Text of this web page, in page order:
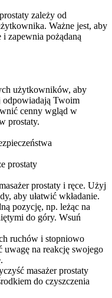
zależy od
Ważne jest, aby
zapewnia pożądaną
użytkowników, aby
odpowiadają Twoim
cenny wgląd w
prostaty.
prostaty
prostaty i ręce. Użyj
aby ułatwić wkładanie.
pozycję, np. leżąc na
do góry. Wsuń
ruchów i stopniowo
na reakcję swojego
masażer prostaty
do czyszczenia